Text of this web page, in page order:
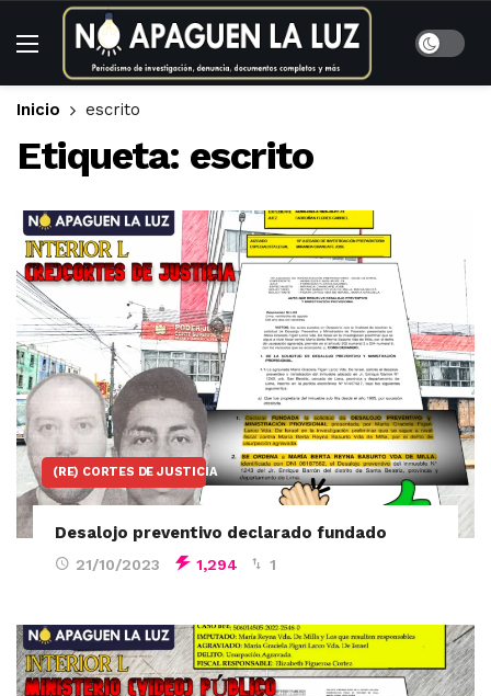
Inicio escrito
Etiqueta: escrito
(RE) CORTES DE JUSTICIA
Desalojo preventivo declarado fundado
21/10/2023 1,294 1